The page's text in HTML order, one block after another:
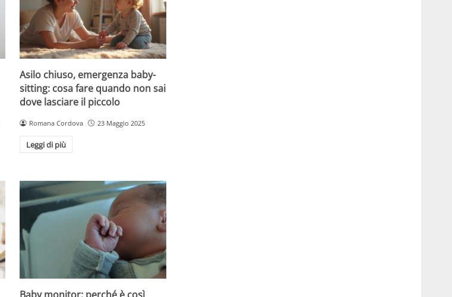
Asilo chiuso, emergenza baby-
sitting: cosa fare quando non sai
dove lasciare il piccolo
Romana Cordova 23 Maggio 2025
Leggi di più
Baby monitor: perché è così